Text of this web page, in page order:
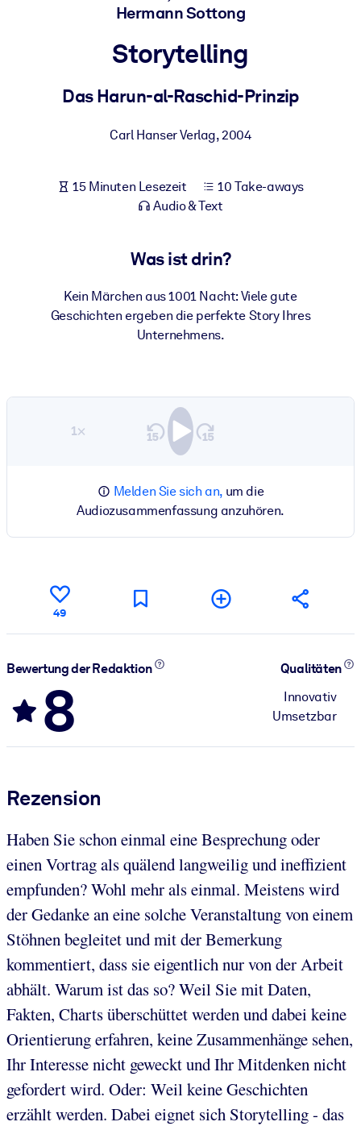
Gesundheit & Wohlbefinden
NACH SYSTEM
Integrieren Sie kompaktes, verifiziertes Wissen in Ihr LMS/LXP für
Für Unternehmensbibliotheken
Bereichern Sie Ihre Unternehmensbibliothek mit
Ihrer KI-Systeme zu optimieren.
Hermann Sottong
Storytelling
Das Harun-al-Raschid-Prinzip
Carl Hanser Verlag,2004
15 Minuten Lesezeit
10 Take-aways
Audio & Text
Was ist drin?
Kein Märchen aus 1001 Nacht: Viele gute
Geschichten ergeben die perfekte Story Ihres
Unternehmens.
1×
Melden Sie sich an,um die
Audiozusammenfassung anzuhören.
49
Bewertung der Redaktion
8
Qualitäten
Innovativ
Umsetzbar
Rezension
Haben Sie schon einmal eine Besprechung oder
einen Vortrag als quälend langweilig und ineffizient
empfunden? Wohl mehr als einmal. Meistens wird
der Gedanke an eine solche Veranstaltung von einem
Stöhnen begleitet und mit der Bemerkung
kommentiert, dass sie eigentlich nur von der Arbeit
abhält. Warum ist das so? Weil Sie mit Daten,
Fakten, Charts überschüttet werden und dabei keine
Orientierung erfahren, keine Zusammenhänge sehen,
Ihr Interesse nicht geweckt und Ihr Mitdenken nicht
gefordert wird. Oder: Weil keine Geschichten
erzählt werden. Dabei eignet sich Storytelling - das